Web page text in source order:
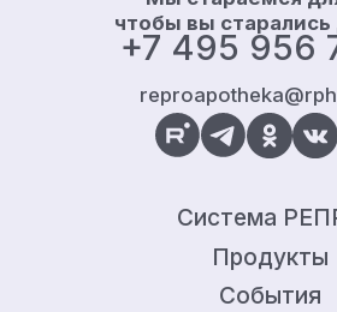
+7 495 956
чтобы вы старались
Система
Продукты
События